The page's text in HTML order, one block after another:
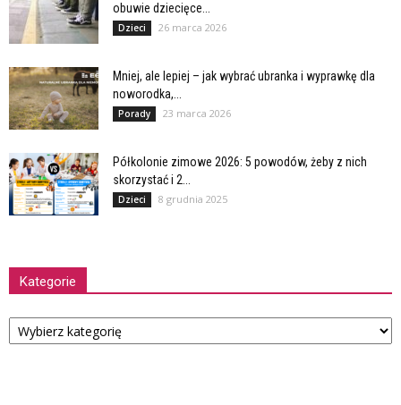
obuwie dziecięce...
Dzieci 26 marca 2026
Mniej, ale lepiej – jak wybrać ubranka i wyprawkę dla
noworodka,...
Porady 23 marca 2026
Półkolonie zimowe 2026: 5 powodów, żeby z nich
skorzystać i 2...
Dzieci 8 grudnia 2025
Kategorie
Kategorie